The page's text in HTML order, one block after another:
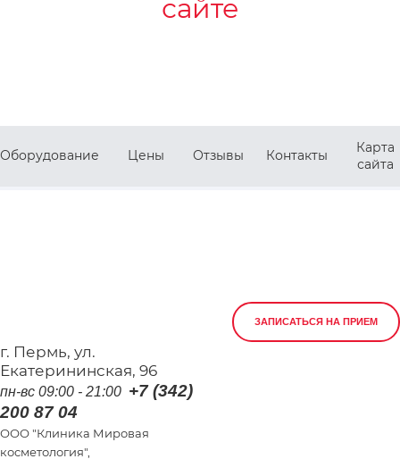
сайте
Оборудование Цены Отзывы Контакты
Карта
сайта
г. Пермь, ул.
Екатерининская, 96
пн-вс 09:00 - 21:00 +7 (342)
200 87 04
ООО "Клиника Мировая
косметология",
ЗАПИСАТЬСЯ НА ПРИЕМ